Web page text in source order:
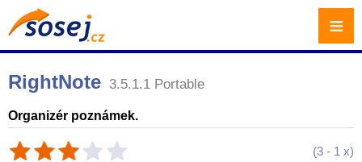
RightNote 3.5.1.1 Portable
Organizér poznámek.
(3 - 1 x)
≡